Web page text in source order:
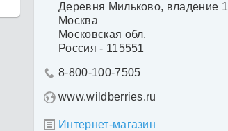
Деревня Мильково, владение 1
Москва
Московская обл.
Россия - 115551
 8-800-100-7505
www.wildberries.ru
 Интернет-магазин